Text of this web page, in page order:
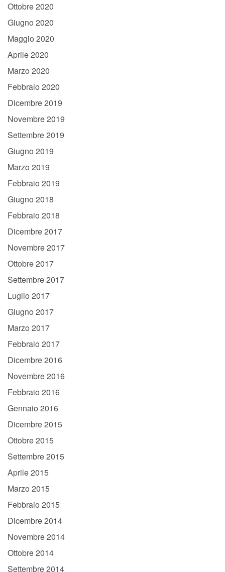
Ottobre 2020
Giugno 2020
Maggio 2020
Aprile 2020
Marzo 2020
Febbraio 2020
Dicembre 2019
Novembre 2019
Settembre 2019
Giugno 2019
Marzo 2019
Febbraio 2019
Giugno 2018
Febbraio 2018
Dicembre 2017
Novembre 2017
Ottobre 2017
Settembre 2017
Luglio 2017
Giugno 2017
Marzo 2017
Febbraio 2017
Dicembre 2016
Novembre 2016
Febbraio 2016
Gennaio 2016
Dicembre 2015
Ottobre 2015
Settembre 2015
Aprile 2015
Marzo 2015
Febbraio 2015
Dicembre 2014
Novembre 2014
Ottobre 2014
Settembre 2014